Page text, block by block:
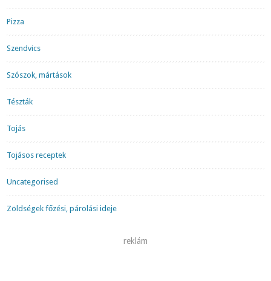
Pizza
Szendvics
Szószok, mártások
Tészták
Tojás
Tojásos receptek
Uncategorised
Zöldségek főzési, párolási ideje
reklám